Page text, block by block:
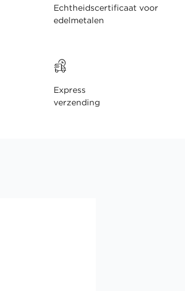
Echtheidscertificaat voor
edelmetalen
Express
verzending